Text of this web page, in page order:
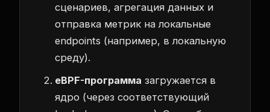
сценариев, агрегация данных и
отправка метрик на локальные
endpoints (например, в локальную
среду).
eBPF-программа загружается в
ядро (через соответствующий